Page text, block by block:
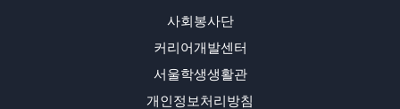
사회봉사단
커리어개발센터
서울학생생활관
개인정보처리방침